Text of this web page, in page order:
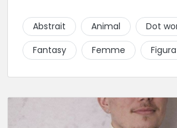
client. Les séances de tatouage se font en musique
et dans une ambiance
Abstrait Animal
Dot
Fantasy
Femme